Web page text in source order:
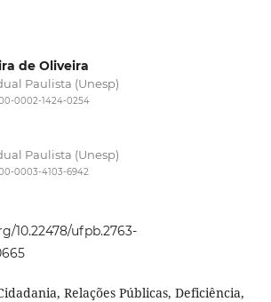
de Oliveira
Paulista (Unesp)
0002-1424-0254
Paulista (Unesp)
0003-4103-6942
10.22478/ufpb.2763-
Relações Públicas, Deficiência,